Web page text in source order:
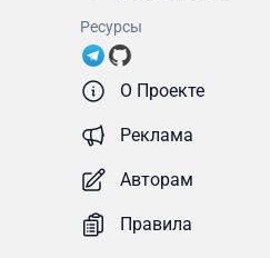
Ресурсы
О Проекте
Реклама
Авторам
Правила